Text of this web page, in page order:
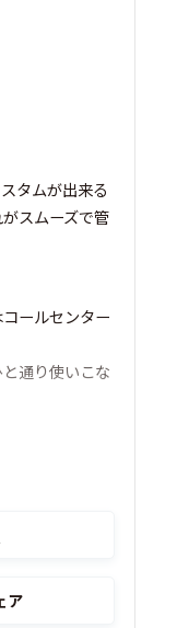
タムが出来る
スムーズで管
ールセンター
通り使いこな
ア